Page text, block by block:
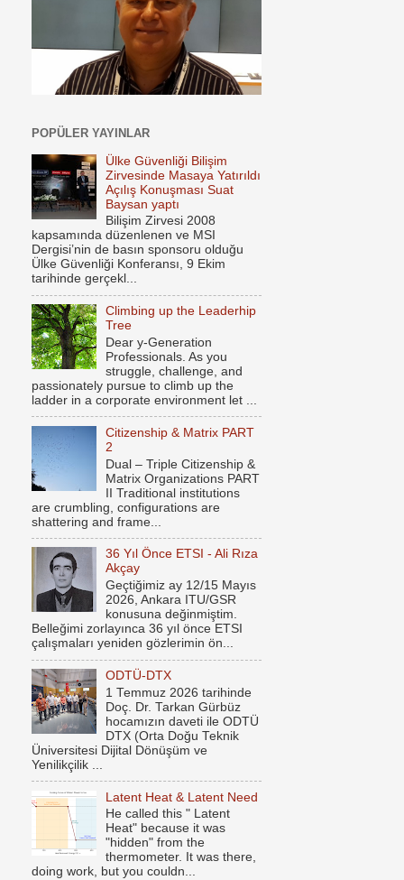
POPÜLER YAYINLAR
Ülke Güvenliği Bilişim
Zirvesinde Masaya Yatırıldı
Açılış Konuşması Suat
Baysan yaptı
Bilişim Zirvesi 2008
kapsamında düzenlenen ve MSI
Dergisi’nin de basın sponsoru olduğu
Ülke Güvenliği Konferansı, 9 Ekim
tarihinde gerçekl...
Climbing up the Leaderhip
Tree
Dear y-Generation
Professionals. As you
struggle, challenge, and
passionately pursue to climb up the
ladder in a corporate environment let ...
Citizenship & Matrix PART
2
Dual – Triple Citizenship &
Matrix Organizations PART
II Traditional institutions
are crumbling, configurations are
shattering and frame...
36 Yıl Önce ETSI - Ali Rıza
Akçay
Geçtiğimiz ay 12/15 Mayıs
2026, Ankara ITU/GSR
konusuna değinmiştim.
Belleğimi zorlayınca 36 yıl önce ETSI
çalışmaları yeniden gözlerimin ön...
ODTÜ-DTX
1 Temmuz 2026 tarihinde
Doç. Dr. Tarkan Gürbüz
hocamızın daveti ile ODTÜ
DTX (Orta Doğu Teknik
Üniversitesi Dijital Dönüşüm ve
Yenilikçilik ...
Latent Heat & Latent Need
He called this " Latent
Heat" because it was
"hidden" from the
thermometer. It was there,
doing work, but you couldn...